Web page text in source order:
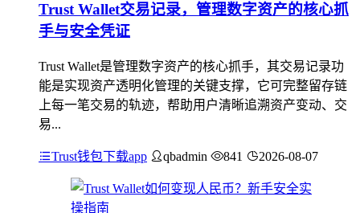
Trust Wallet交易记录，管理数字资产的核心抓
手与安全凭证
Trust Wallet是管理数字资产的核心抓手，其交易记录功
能是实现资产透明化管理的关键支撑，它可完整留存链
上每一笔交易的轨迹，帮助用户清晰追溯资产变动、交
易...
Trust钱包下载app qbadmin 841 2026-08-07